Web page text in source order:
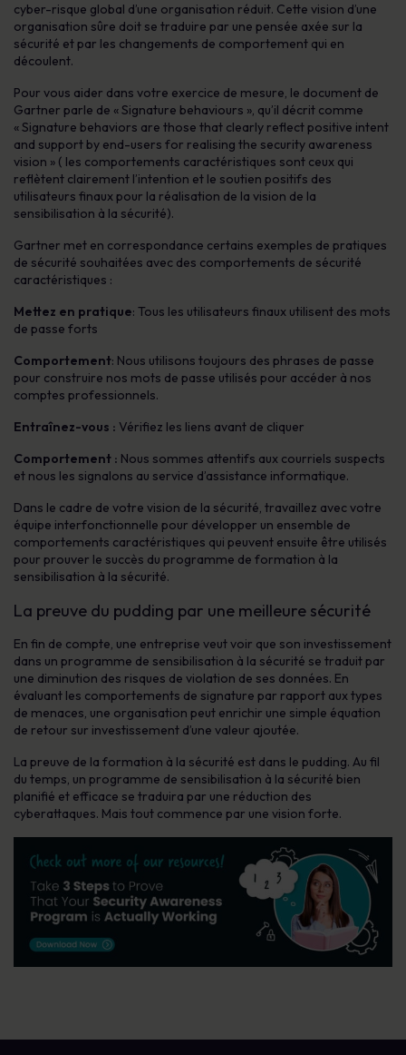
cyber-risque global d’une organisation réduit. Cette vision d’une
organisation sûre doit se traduire par une pensée axée sur la
sécurité et par les changements de comportement qui en
découlent.
Pour vous aider dans votre exercice de mesure, le document de
Gartner parle de « Signature behaviours », qu’il décrit comme
« Signature behaviors are those that clearly reflect positive intent
and support by end-users for realising the security awareness
vision » ( les comportements caractéristiques sont ceux qui
reflètent clairement l’intention et le soutien positifs des
utilisateurs finaux pour la réalisation de la vision de la
sensibilisation à la sécurité).
Gartner met en correspondance certains exemples de pratiques
de sécurité souhaitées avec des comportements de sécurité
caractéristiques :
Mettez en pratique: Tous les utilisateurs finaux utilisent des mots
de passe forts
Comportement: Nous utilisons toujours des phrases de passe
pour construire nos mots de passe utilisés pour accéder à nos
comptes professionnels.
Entraînez-vous : Vérifiez les liens avant de cliquer
Comportement : Nous sommes attentifs aux courriels suspects
et nous les signalons au service d’assistance informatique.
Dans le cadre de votre vision de la sécurité, travaillez avec votre
équipe interfonctionnelle pour développer un ensemble de
comportements caractéristiques qui peuvent ensuite être utilisés
pour prouver le succès du programme de formation à la
sensibilisation à la sécurité.
La preuve du pudding par une meilleure sécurité
En fin de compte, une entreprise veut voir que son investissement
dans un programme de sensibilisation à la sécurité se traduit par
une diminution des risques de violation de ses données. En
évaluant les comportements de signature par rapport aux types
de menaces, une organisation peut enrichir une simple équation
de retour sur investissement d’une valeur ajoutée.
La preuve de la formation à la sécurité est dans le pudding. Au fil
du temps, un programme de sensibilisation à la sécurité bien
planifié et efficace se traduira par une réduction des
cyberattaques. Mais tout commence par une vision forte.